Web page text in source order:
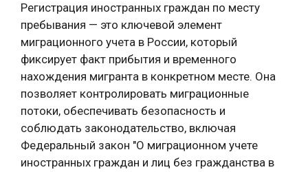
Регистрация иностранных граждан по месту
пребывания — это ключевой элемент
миграционного учета в России, который
фиксирует факт прибытия и временного
нахождения мигранта в конкретном месте. Она
позволяет контролировать миграционные
потоки, обеспечивать безопасность и
соблюдать законодательство, включая
Федеральный закон "О миграционном учете
иностранных граждан и лиц без гражданства в